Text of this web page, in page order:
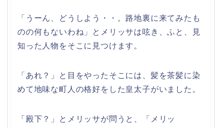
「うーん、どうしよう・・。路地裏に来てみたも
のの何もないわね」とメリッサは呟き、ふと、見
知った人物をそこに見つけます。
「あれ？」と目をやったそこには、髪を茶髪に染
めて地味な町人の格好をした皇太子がいました。
「殿下？」とメリッサが問うと、「メリッ